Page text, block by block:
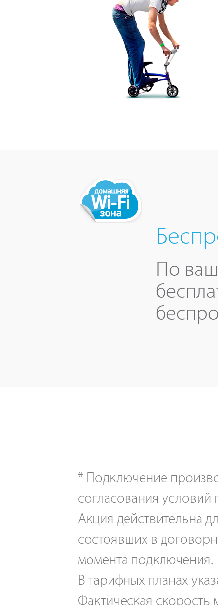
По
* Подключение
согласования
Акция действительна
состоявших в
момента подключения.
В тарифных планах
Фактическая скорость